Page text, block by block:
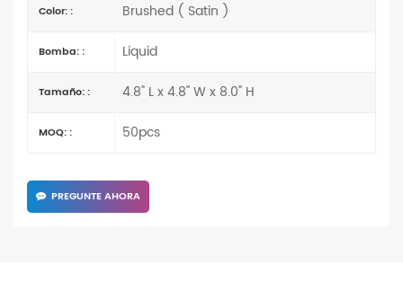
Color: : Brushed ( Satin )
Bomba: : Liquid
Tamaño: : 4.8" L x 4.8" W x 8.0" H
MOQ: : 50pcs
PREGUNTE AHORA